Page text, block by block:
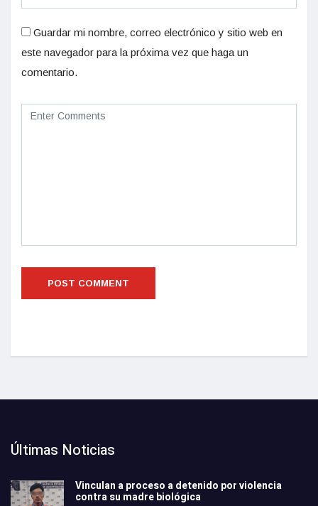
Guardar mi nombre, correo electrónico y sitio web en
este navegador para la próxima vez que haga un
comentario.
Últimas Noticias
Vinculan a proceso a detenido por violencia
contra su madre biológica